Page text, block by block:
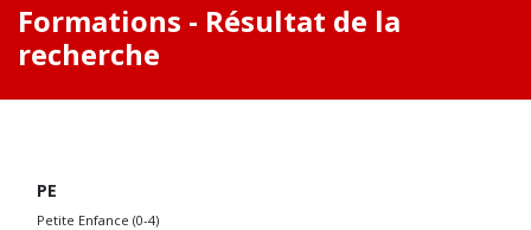
Formations - Résultat de la
recherche
PE
Petite Enfance (0-4)